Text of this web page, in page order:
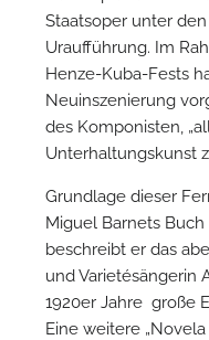
Staatsoper unter
Uraufführung. Im
Henze-Kuba-Fests
Neuinszenierung
des Komponisten,
Unterhaltungskunst
Grundlage dieser
Miguel Barnets Buch
beschreibt er das
und Varietésängerin
1920er Jahre große
Eine weitere